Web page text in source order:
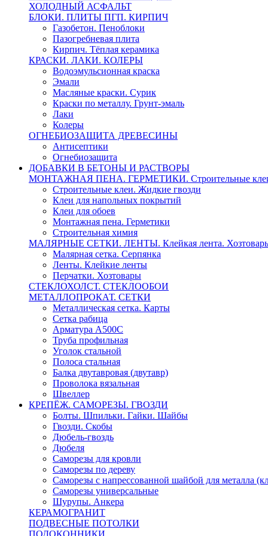
ХОЛОДНЫЙ АСФАЛЬТ
БЛОКИ. ПЛИТЫ ПГП. КИРПИЧ
Газобетон. Пеноблоки
Пазогребневая плита
Кирпич. Тёплая керамика
КРАСКИ. ЛАКИ. КОЛЕРЫ
Водоэмульсионная краска
Эмали
Масляные краски. Сурик
Краски по металлу. Грунт-эмаль
Лаки
Колеры
ОГНЕБИОЗАЩИТА ДРЕВЕСИНЫ
Антисептики
Огнебиозащита
ДОБАВКИ В БЕТОНЫ И РАСТВОРЫ
МОНТАЖНАЯ ПЕНА. ГЕРМЕТИКИ. Строительные
Строительные клеи. Жидкие гвозди
Клеи для напольных покрытий
Клеи для обоев
Монтажная пена. Герметики
Строительная химия
МАЛЯРНЫЕ СЕТКИ. ЛЕНТЫ. Клейкая лента.
Малярная сетка. Серпянка
Ленты. Клейкие ленты
Перчатки. Хозтовары
СТЕКЛОХОЛСТ. СТЕКЛООБОИ
МЕТАЛЛОПРОКАТ. СЕТКИ
Металлическая сетка. Карты
Сетка рабица
Арматура А500С
Труба профильная
Уголок стальной
Полоса стальная
Балка двутавровая (двутавр)
Проволока вязальная
Швеллер
КРЕПЁЖ. САМОРЕЗЫ. ГВОЗДИ
Болты. Шпильки. Гайки. Шайбы
Гвозди. Скобы
Дюбель-гвоздь
Дюбеля
Саморезы для кровли
Саморезы по дереву
Саморезы с напрессованной шайбой для металла
Саморезы универсальные
Шурупы. Анкера
КЕРАМОГРАНИТ
ПОДВЕСНЫЕ ПОТОЛКИ